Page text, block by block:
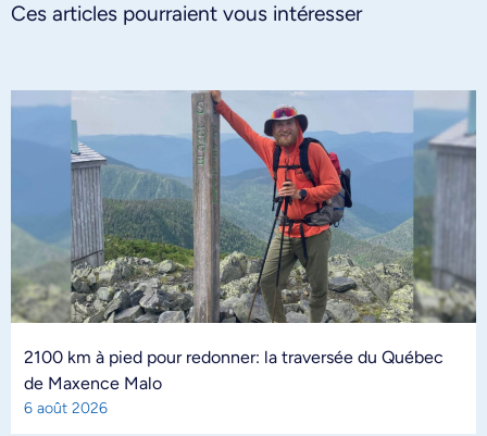
Ces articles pourraient vous intéresser
2100 km à pied pour redonner: la traversée du Québec
de Maxence Malo
6 août 2026